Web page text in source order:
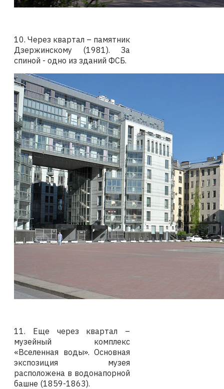
10. Через квартал – памятник
Дзержинскому (1981). За
спиной - одно из зданий ФСБ.
11. Еще через квартал –
музейный комплекс
«Вселенная воды». Основная
экспозиция музея
расположена в водонапорной
башне (1859-1863).